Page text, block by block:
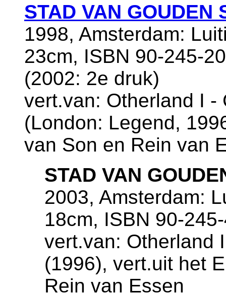
STAD VAN GOUDEN
1998, Amsterdam:
23cm, ISBN 90-245-
(2002: 2e druk)
vert.van: Otherland I -
(London: Legend,
van Son en Rein van
STAD VAN
2003, Amsterdam:
18cm, ISBN 90-
vert.van: Otherland
(1996), vert.uit het
Rein van Essen